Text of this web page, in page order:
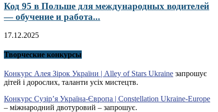
Код 95 в Польше для международных водителей
— обучение и работа...
17.12.2025
Творческие конкурсы
Конкурс Алея Зірок України | Alley of Stars Ukraine запрошує
дітей і дорослих, таланти усіх мистецтв.
Конкурс Сузір’я Україна-Європа | Constellation Ukraine-Europe
– міжнародний двотуровий – запрошує.